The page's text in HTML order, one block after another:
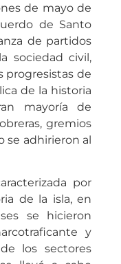
de mayo de
de Santo
de partidos
sociedad civil,
progresistas de
de la historia
mayoría de
gremios
se adhirieron al
por
de la isla, en
se hicieron
y
los sectores